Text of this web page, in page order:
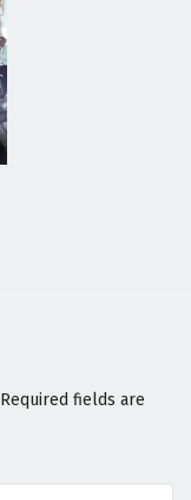
Required fields are